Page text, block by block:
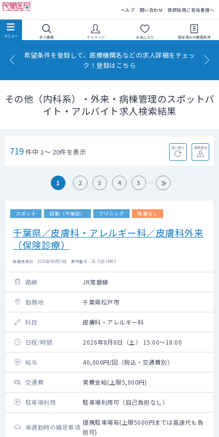
ヘルプ 問い合わせ 医師採用ご担当者様へ
求人検索 マイページ お気に入り 保存済みの検索条件
希望条件を登録して、医療機関名などの求人詳細をチェッ
ク！登録はこちら
その他（内科系）・外来・病棟管理のスポットバ
イト・アルバイト求人検索結果
719 件中 1～ 20件を表示 並べ替え 条件保存
1 2 3 4 5
スポット 日勤（午後診） クリニック 残業なし
千葉県／皮膚科・アレルギー科／皮膚科外来
（保険診療）
掲載更新日 : 2026年08月05日 案件番号 : 26-SQ614903
路線 JR常磐線
勤務地 千葉県松戸市
科目 皮膚科・アレルギー科
日程/時間 2026年8月8日（土） 15:00～18:00
給与 40,000円/回（税込・交通費別）
交通費 実費支給(上限5,000円)
駐車場利用 駐車場利用可（自己負担なし）
車通勤時の補足事項
提携駐車場有(上限5000円までは高速代も負
担可)